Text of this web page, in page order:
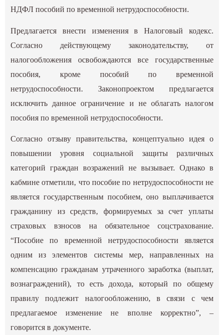
НДФЛ пособий по временной нетрудоспособности.
Предлагается внести изменения в Налоговый кодекс.
Согласно действующему законодательству, от
налогообложения освобождаются все государственные
пособия, кроме пособий по временной
нетрудоспособности. Законопроектом предлагается
исключить данное ограничение и не облагать налогом
пособия по временной нетрудоспособности.
Согласно отзыву правительства, концептуально идея о
повышении уровня социальной защиты различных
категорий граждан возражений не вызывает. Однако в
кабмине отметили, что пособие по нетрудоспособности не
является государственным пособием, оно выплачивается
гражданину из средств, формируемых за счет уплаты
страховых взносов на обязательное соцстрахование.
“Пособие по временной нетрудоспособности является
одним из элементов системы мер, направленных на
компенсацию гражданам утраченного заработка (выплат,
вознаграждений), то есть дохода, который по общему
правилу подлежит налогообложению, в связи с чем
предлагаемое изменение не вполне корректно”, –
говорится в документе.